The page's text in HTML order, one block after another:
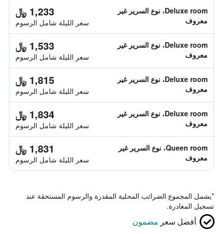
Deluxe room، نوع السرير غير
معروف
1,233 ﷼
سعر الليلة شامل الرسوم
Deluxe room، نوع السرير غير
معروف
1,533 ﷼
سعر الليلة شامل الرسوم
Deluxe room، نوع السرير غير
معروف
1,815 ﷼
سعر الليلة شامل الرسوم
Deluxe room، نوع السرير غير
معروف
1,834 ﷼
سعر الليلة شامل الرسوم
Queen room، نوع السرير غير
معروف
1,831 ﷼
سعر الليلة شامل الرسوم
*يشمل المجموع الضرائب المحلية المقدرة والرسوم المستحقة عند
تسجيل المغادرة.
أفضل سعر مضمون